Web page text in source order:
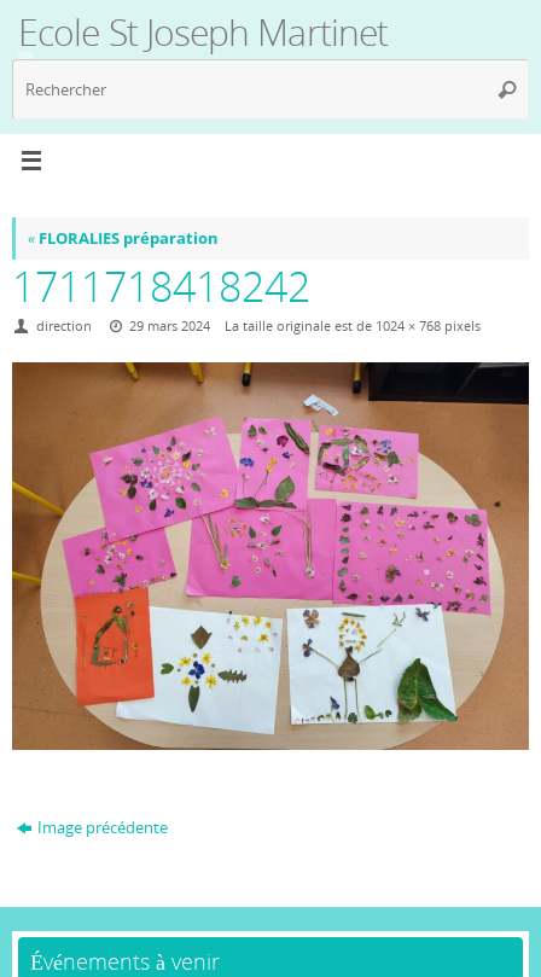
contenu
Ecole St Joseph Martinet
« FLORALIES préparation
1711718418242
direction 29 mars 2024 La taille originale est de 1024 × 768 pixels
Image précédente
Événements à venir